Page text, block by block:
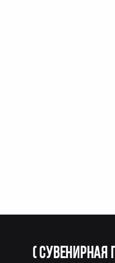
(Сувенирная